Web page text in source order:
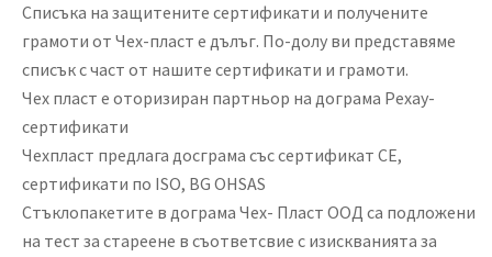
Списъка на защитените сертификати и получените
грамоти от Чех-пласт е дълъг. По-долу ви представяме
списък с част от нашите сертификати и грамоти.
Чех пласт е оторизиран партньор на дограма Рехау-
сертификати
Чехпласт предлага досграма със сертификат СЕ,
сертификати по ISO, BG OHSAS
Стъклопакетите в дограма Чех- Пласт ООД са подложени
на тест за стареене в съответсвие с изискванията за